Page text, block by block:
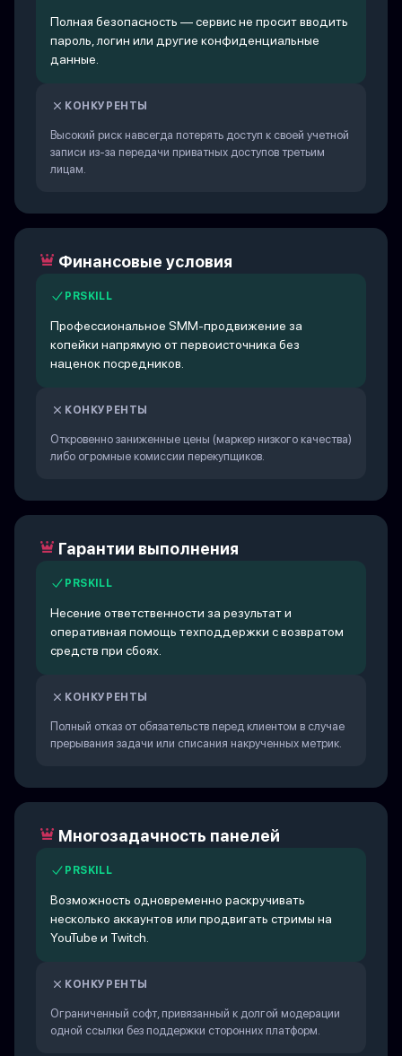
Полная безопасность — сервис не просит вводить
пароль, логин или другие конфиденциальные
данные.
КОНКУРЕНТЫ
Высокий риск навсегда потерять доступ к своей учетной
записи из-за передачи приватных доступов третьим
лицам.
Финансовые условия
PRSKILL
Профессиональное SMM-продвижение за
копейки напрямую от первоисточника без
наценок посредников.
КОНКУРЕНТЫ
Откровенно заниженные цены (маркер низкого качества)
либо огромные комиссии перекупщиков.
Гарантии выполнения
PRSKILL
Несение ответственности за результат и
оперативная помощь техподдержки с возвратом
средств при сбоях.
КОНКУРЕНТЫ
Полный отказ от обязательств перед клиентом в случае
прерывания задачи или списания накрученных метрик.
Многозадачность панелей
PRSKILL
Возможность одновременно раскручивать
несколько аккаунтов или продвигать стримы на
YouTube и Twitch.
КОНКУРЕНТЫ
Ограниченный софт, привязанный к долгой модерации
одной ссылки без поддержки сторонних платформ.